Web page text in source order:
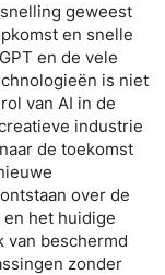
geweest
en snelle
en de vele
is niet
van AI in de
industrie
de toekomst
over de
het huidige
van beschermd
zonder